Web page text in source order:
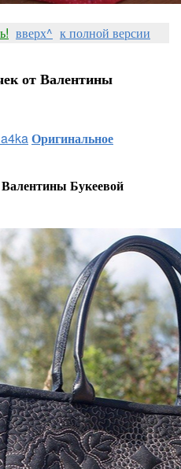
вверх^ к полной версии
от Валентины
Оригинальное
Букеевой